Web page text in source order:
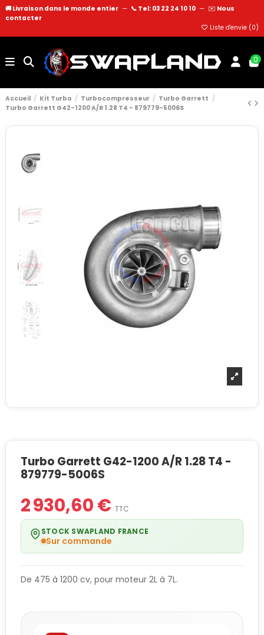
🚚 Livraison dans le monde entier — 📞 Tel: 03 22 24 10 10 — ✉️ Nous
contacter
Liste d'envie (0)
0
Accueil Kit Turbo Turbocompresseur
Turbo Garrett
Turbo Garrett G42-1200 A/R 1.28 T4 - 879779-5006S
Turbo Garrett G42-1200 A/R 1.28 T4 -
879779-5006S
2 930,60 € TTC
STOCK SWAPLAND FRANCE
Sur commande
De 475 à 1200 cv, pour moteur 2L à 7L.